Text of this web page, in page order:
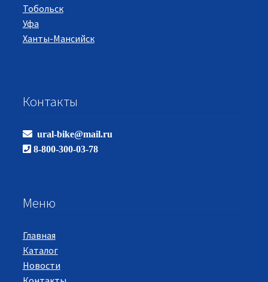
Тобольск
Уфа
Ханты-Мансийск
Контакты
ural-bike@mail.ru
8-800-300-03-78
Меню
Главная
Каталог
Новости